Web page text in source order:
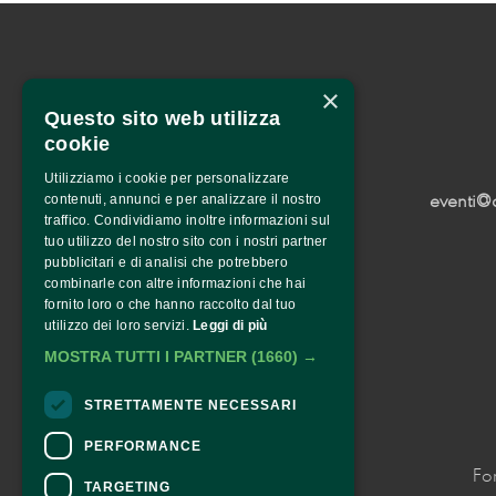
×
Questo sito web utilizza
cookie
Utilizziamo i cookie per personalizzare
contenuti, annunci e per analizzare il nostro
traffico. Condividiamo inoltre informazioni sul
tuo utilizzo del nostro sito con i nostri partner
pubblicitari e di analisi che potrebbero
combinarle con altre informazioni che hai
fornito loro o che hanno raccolto dal tuo
utilizzo dei loro servizi. Leggi di più
MOSTRA TUTTI I PARTNER (1660) →
STRETTAMENTE NECESSARI
PERFORMANCE
TARGETING